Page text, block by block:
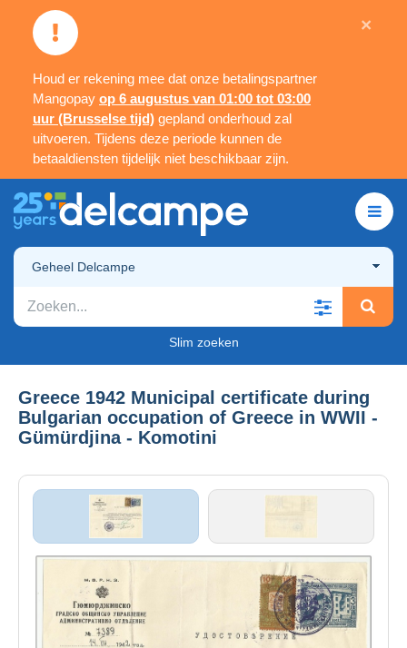
Houd er rekening mee dat onze betalingspartner
Mangopay op 6 augustus van 01:00 tot 03:00
uur (Brusselse tijd) gepland onderhoud zal
uitvoeren. Tijdens deze periode kunnen de
betaaldiensten tijdelijk niet beschikbaar zijn.
×
Geheel Delcampe
Slim zoeken
Greece 1942 Municipal certificate during
Bulgarian occupation of Greece in WWII -
Gümürdjina - Komotini